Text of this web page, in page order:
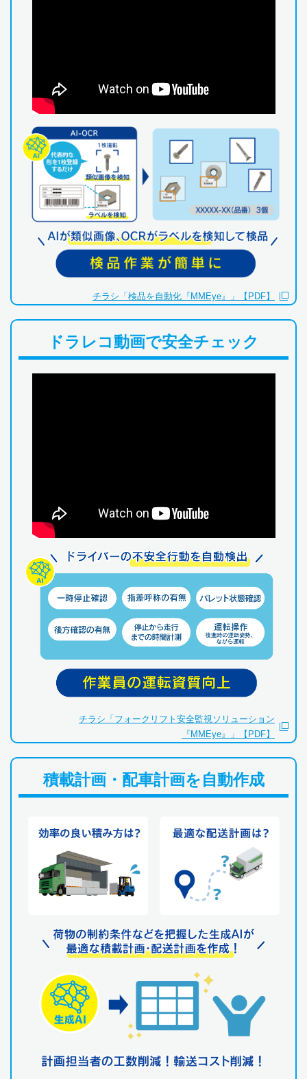
チラシ「検品を自動化『MMEye』」【PDF】
ドラレコ動画で安全チェック
チラシ「フォークリフト安全監視ソリューション
『MMEye』」【PDF】
積載計画・配車計画を自動作成